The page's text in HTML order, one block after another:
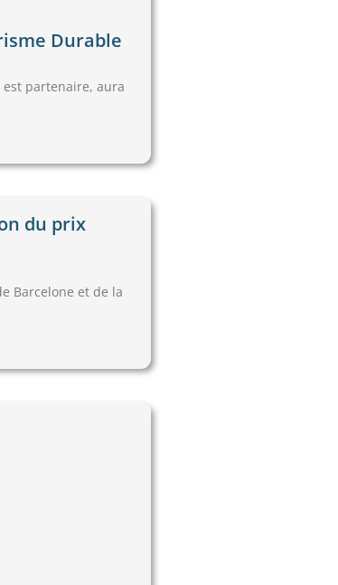
Durable
partenaire, aura
du prix
Barcelone et de la